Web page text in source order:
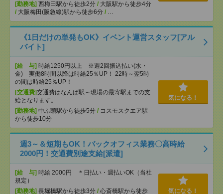
[勤務地] 西梅田駅から徒歩2分 / 大阪駅から徒歩4分
/ 大阪梅田(阪急線)駅から徒歩6分 / …
《1日だけの単発もOK》イベント運営スタッフ[アル
バイト]
[給 与] 時給1250円以上 ※週2回振込払い(水・
金) 実働8時間以降は時給25％UP！ 22時～翌5時
の間は時給25％UP！
[交通費]交通費はなんば駅～現場の最寄駅までの支
給となります。
[勤務地] 中ふ頭駅から徒歩5分 / コスモスクエア駅
から徒歩10分
気になる！
週3～＆短期もOK！バックオフィス業務〇高時給
2000円！交通費別途支給[派遣]
[給 与] 時給 2000円 ＊日払い・週払いOK（当社
規定）
[勤務地] 長堀橋駅から徒歩3分 / 心斎橋駅から徒歩
気になる！